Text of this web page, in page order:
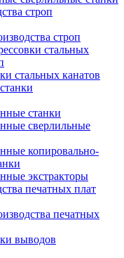
строп
строп
стальных
стальных канатов
станки
сверлильные
копировально-
экстракторы
печатных плат
печатных
выводов